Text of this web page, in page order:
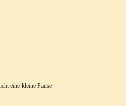
eine kleine Pause